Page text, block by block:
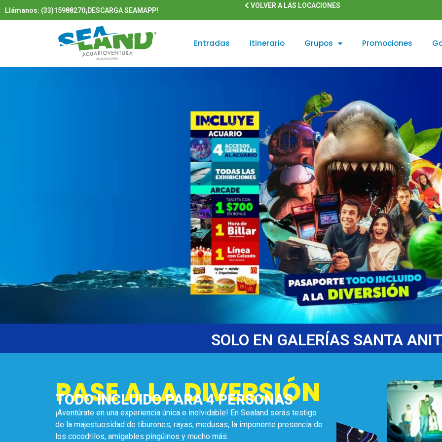
Llámanos: (33)15988270¡DESCARGA SEAMAPP!
VOLVER A LAS LOCACIONES
Entradas Itinerario Grupos Promociones
SOLO EN GALERÍAS SANTA
PASE A LA DIVERSIÓN
TODO INCLUIDO PARA 4 PERSONAS
¡Aventúrate en una experiencia única e inolvidable! En Sealand serás testigo
de la majestuosidad de tiburones, rayas, medusas, la imponente presencia de
los cocodrilos, amigables pingüinos y mucho más.